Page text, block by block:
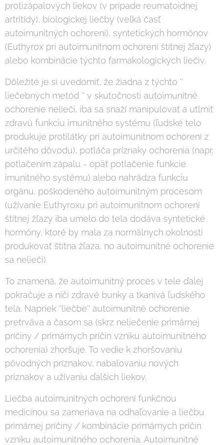
protizápalových liekov (v prípade reumatoidnej
artritídy), biologickej liečby (veľká časť
autoimunitných ochorení), syntetických hormónov
(Euthyrox pri autoimunitnom ochorení štítnej žľazy)
alebo kombinácie týchto farmakologických liečiv.
Dôležité je si uvedomiť, že žiadna z týchto ''
liečebných metód '' v skutočnosti autoimunitné
ochorenie nelieči, iba sa snaží manipulovať a utlmiť
zdravú funkciu imunitného systému (ľudské telo
produkuje protilátky pri autoimunitnom ochorení z
určitého dôvodu), potláča príznaky ochorenia (napr.
potlačením zápalu - opäť potlačenie funkcie
imunitného systému) alebo nahrádza funkciu
orgánu, poškodeného autoimunitným procesom
(užívanie Euthyroxu pri autoimunitnom ochorení
štítnej žľazy iba umelo do tela dodáva syntetické
hormóny, ktoré by mala za normálnych okolností
produkovať štítna žľaza, no autoimunitné ochorenie
sa nelieči).
To znamená, že autoimunitný proces v tele ďalej
pokračuje a ničí zdravé bunky a tkanivá ľudského
tela. Napriek ''liečbe'' autoimunitné ochorenie
pretrváva a časom sa (skrz neliečenie primárnej
príčiny / primárnych príčin vzniku autoimunitného
ochorenia) zhoršuje. To vedie k zhoršovaniu
pôvodných príznakov, nabaľovaniu nových
príznakov a užívaniu ďalších liekov.
Liečba autoimunitných ochorení funkčnou
medicínou sa zameriava na odhaľovanie a liečbu
primárnej príčiny / kombinácie primárnych príčin
vzniku autoimunitného ochorenia. Autoimunitné